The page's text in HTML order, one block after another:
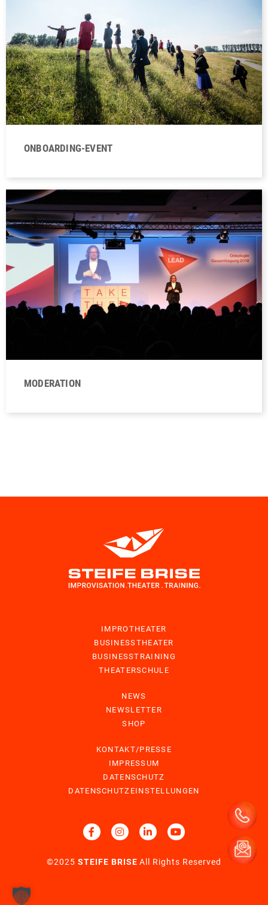
ONBOARDING-EVENT
MODERATION
IMPROTHEATER
BUSINESSTHEATER
BUSINESSTRAINING
THEATERSCHULE
NEWS
NEWSLETTER
SHOP
KONTAKT/PRESSE
IMPRESSUM
DATENSCHUTZ
DATENSCHUTZEINSTELLUNGEN
©2025STEIFE BRISE All Rights Reserved